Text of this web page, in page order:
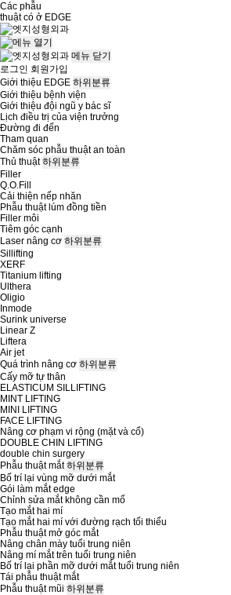
Các phẫu
thuật có ở EDGE
메뉴 닫기
로그인 회원가입
Giới thiệu EDGE 하위분류
Giới thiệu bệnh viện
Giới thiệu đội ngũ y bác sĩ
Lịch điều trị của viện trưởng
Đường đi đến
Tham quan
Chăm sóc phẫu thuật an toàn
Thủ thuật 하위분류
Filler
Q.O.Fill
Cải thiện nếp nhăn
Phẫu thuật lúm đồng tiền
Filler môi
Tiêm góc cạnh
Laser nâng cơ 하위분류
Sillifting
XERF
Titanium lifting
Ulthera
Oligio
Inmode
Surink universe
Linear Z
Liftera
Air jet
Quá trình nâng cơ 하위분류
Cấy mỡ tự thân
ELASTICUM SILLIFTING
MINT LIFTING
MINI LIFTING
FACE LIFTING
Nâng cơ phạm vi rộng (mặt và cổ)
DOUBLE CHIN LIFTING
double chin surgery
Phẫu thuật mắt 하위분류
Bố trí lại vùng mỡ dưới mắt
Gói làm mắt edge
Chỉnh sửa mắt không cần mổ
Tạo mắt hai mí
Tạo mắt hai mí với đường rạch tối thiểu
Phẫu thuật mở góc mắt
Nâng chân mày tuổi trung niên
Nâng mí mắt trên tuổi trung niên
Bố trí lại phần mỡ dưới mắt tuổi trung niên
Tái phẫu thuật mắt
Phẫu thuật mũi 하위분류